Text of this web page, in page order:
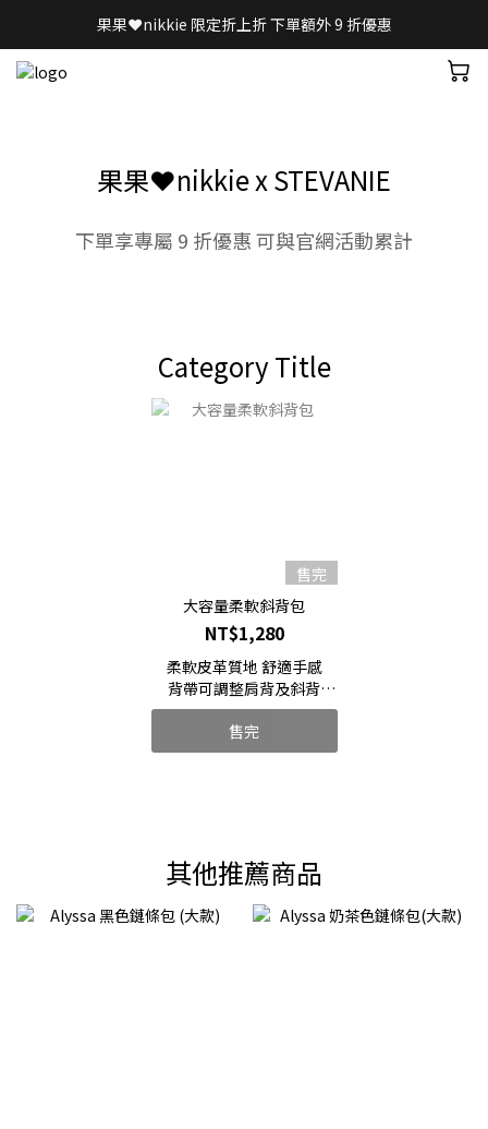
果果❤️nikkie 限定折上折 下單額外 9 折優惠
果果❤️nikkie x STEVANIE
下單享專屬 9 折優惠 可與官網活動累計
Category Title
售完
大容量柔軟斜背包
NT$1,280
柔軟皮革質地 舒適手感
背帶可調整肩背及斜背
大容量空間 隨手收納超方便
售完
其他推薦商品